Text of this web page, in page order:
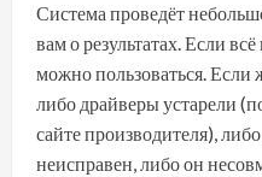
Система проведёт
вам о результатах. Если
можно пользоваться. Если
либо драйверы устарели
сайте производителя),
неисправен, либо он